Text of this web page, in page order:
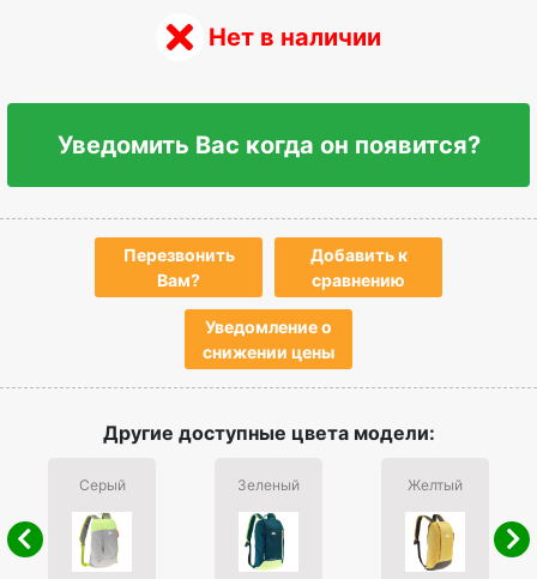
Нет в наличии
Уведомить Вас когда он появится?
Перезвонить
Вам?
Добавить к
сравнению
Уведомление о
снижении цены
Другие доступные цвета модели:
Серый Зеленый Желтый